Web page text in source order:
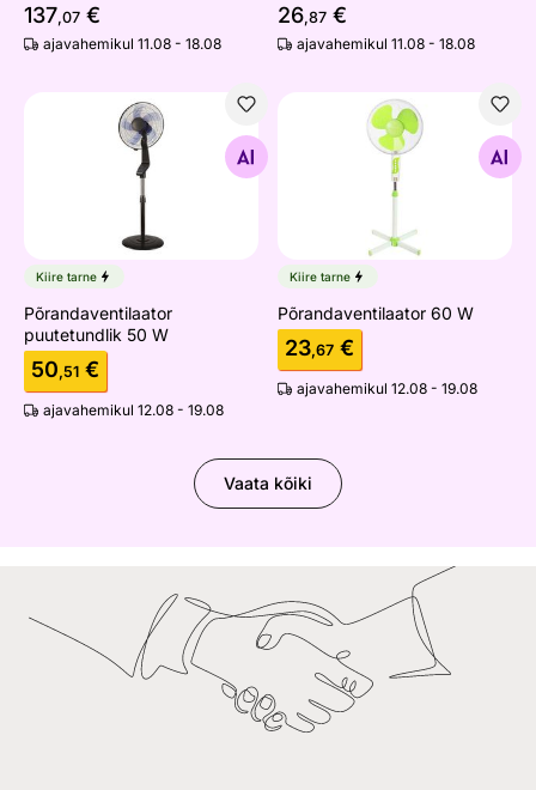
137,07 €
ajavahemikul 11.08 - 18.08
26,87 €
ajavahemikul 11.08 - 18.08
Põrandaventilaator puutetundlik 50 W
Otsi sarnaseid
Kiire tarne
Põrandaventilaator
puutetundlik 50 W
50,51 €
ajavahemikul 12.08 - 19.08
Põrandaventilaator 60 W
Otsi sarnaseid
Kiire tarne
Põrandaventilaator 60 W
23,67 €
ajavahemikul 12.08 - 19.08
Vaata kõiki